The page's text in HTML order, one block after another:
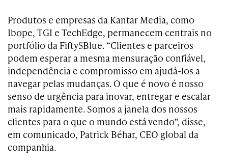
Produtos e empresas da Kantar Media, como
Ibope, TGI e TechEdge, permanecem centrais no
portfólio da Fifty5Blue. “Clientes e parceiros
podem esperar a mesma mensuração confiável,
independência e compromisso em ajudá-los a
navegar pelas mudanças. O que é novo é nosso
senso de urgência para inovar, entregar e escalar
mais rapidamente. Somos a janela dos nossos
clientes para o que o mundo está vendo”, disse,
em comunicado, Patrick Béhar, CEO global da
companhia.